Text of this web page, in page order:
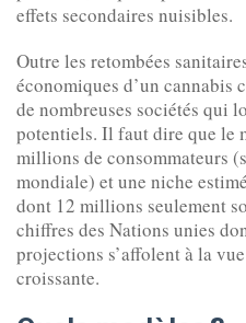
effets secondaires nuisibles.
Outre les retombées
économiques d’un
de nombreuses sociétés qui
potentiels. Il faut dire que le
millions de consommateurs
mondiale) et une niche
dont 12 millions seulement
chiffres des Nations unies
projections s’affolent à la
croissante.